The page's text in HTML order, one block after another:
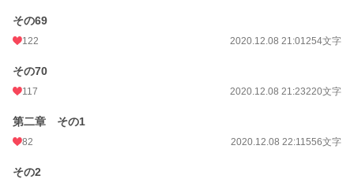
その69
122 2020.12.08 21:01254文字
その70
117 2020.12.08 21:23220文字
第二章 その1
82 2020.12.08 22:11556文字
その2